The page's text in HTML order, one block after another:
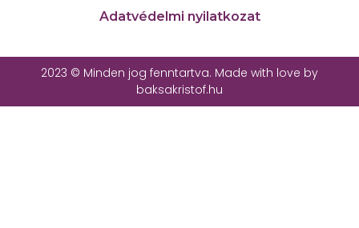
Adatvédelmi nyilatkozat
2023 © Minden jog fenntartva. Made with love by
baksakristof.hu